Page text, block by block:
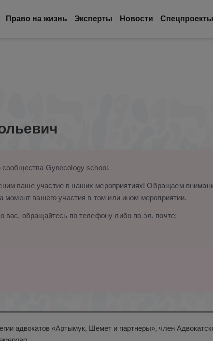
Право на жизнь Эксперты Новости Спецпроекты
Gynecology school.
ваше участие в наших мероприятиях! Обращаем
момент вашего участия в том или ином мероприятии.
вас, обращайтесь по телефону либо по эл. почте:
адвокатов «Артымук, Шемет и партнеры», член